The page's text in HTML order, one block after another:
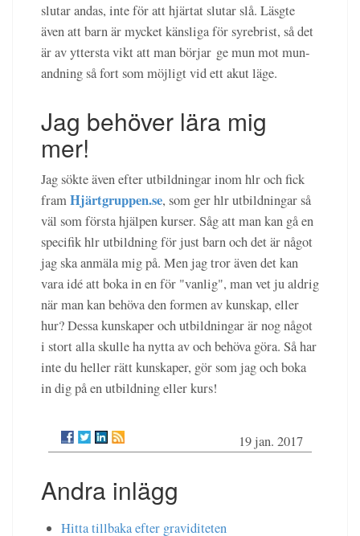
slutar andas, inte för att hjärtat slutar slå. Läsgte
även att barn är mycket känsliga för syrebrist, så det
är av yttersta vikt att man börjar ge mun mot mun-
andning så fort som möjligt vid ett akut läge.
Jag behöver lära mig
mer!
Jag sökte även efter utbildningar inom hlr och fick
framHjärtgruppen.se, som ger hlr utbildningar så
väl som första hjälpen kurser. Såg att man kan gå en
specifik hlr utbildning för just barn och det är något
jag ska anmäla mig på. Men jag tror även det kan
vara idé att boka in en för "vanlig", man vet ju aldrig
när man kan behöva den formen av kunskap, eller
hur? Dessa kunskaper och utbildningar är nog något
i stort alla skulle ha nytta av och behöva göra. Så har
inte du heller rätt kunskaper, gör som jag och boka
in dig på en utbildning eller kurs!
19 jan. 2017
Andra inlägg
Hitta tillbaka efter graviditeten